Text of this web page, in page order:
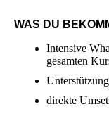
WAS DU
Intensive
gesamten
direkte